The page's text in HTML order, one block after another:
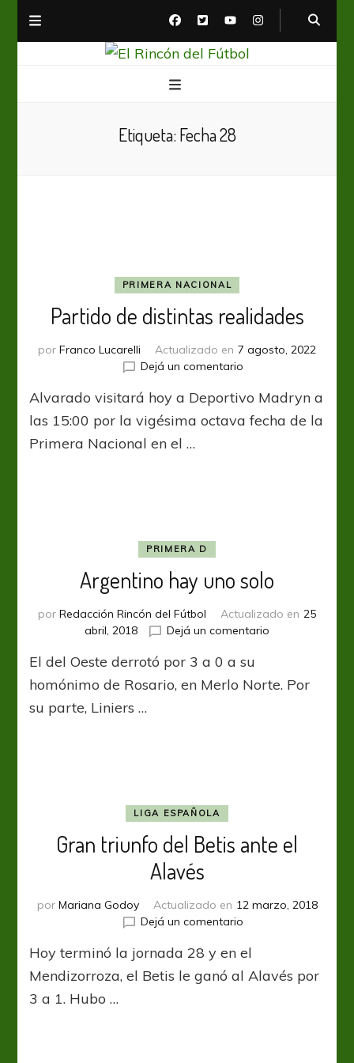
Etiqueta: Fecha 28
PRIMERA NACIONAL
Partido de distintas realidades
por Franco Lucarelli Actualizado en 7 agosto, 2022
Dejá un comentarioen
de
distintas
Alvarado visitará hoy a Deportivo Madryn a
las 15:00 por la vigésima octava fecha de la
Primera Nacional en el …
PRIMERA D
Argentino hay uno solo
por Redacción Rincón del Fútbol Actualizado en 25
abril, 2018
Dejá un comentario
uno
El del Oeste derrotó por 3 a 0 a su
homónimo de Rosario, en Merlo Norte. Por
su parte, Liniers …
LIGA ESPAÑOLA
Gran triunfo del Betis ante el
Alavés
por Mariana Godoy Actualizado en 12 marzo, 2018
Dejá un comentarioen
triunfo
del
Hoy terminó la jornada 28 y en el
Mendizorroza, el Betis le ganó al Alavés por
3 a 1. Hubo …